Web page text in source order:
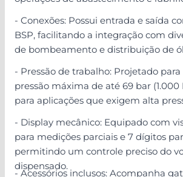
- Conexões: Possui entrada e saída
BSP, facilitando a integração com
de bombeamento e distribuição de
- Pressão de trabalho: Projetado
pressão máxima de até 69 bar (1.000
para aplicações que exigem alta
- Display mecânico: Equipado com
para medições parciais e 7 dígitos
permitindo um controle preciso do
dispensado.
- Acessórios inclusos: Acompanha